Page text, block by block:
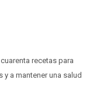
recetas para
a mantener una salud